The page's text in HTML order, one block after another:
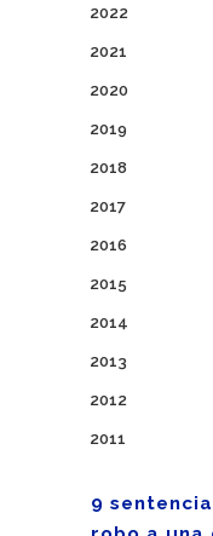
2022
2021
2020
2019
2018
2017
2016
2015
2014
2013
2012
2011
9